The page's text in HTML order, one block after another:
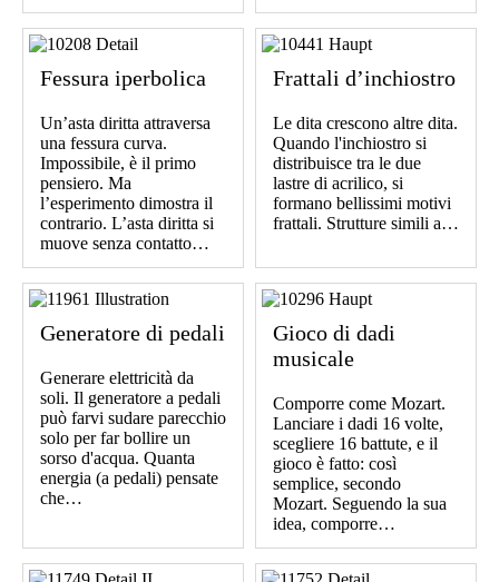
Fessura iperbolica
Un’asta diritta attraversa
una fessura curva.
Impossibile, è il primo
pensiero. Ma
l’esperimento dimostra il
contrario. L’asta diritta si
muove senza contatto…
Frattali d’inchiostro
Le dita crescono altre dita.
Quando l'inchiostro si
distribuisce tra le due
lastre di acrilico, si
formano bellissimi motivi
frattali. Strutture simili a…
Generatore di pedali
Generare elettricità da
soli. Il generatore a pedali
può farvi sudare parecchio
solo per far bollire un
sorso d'acqua. Quanta
energia (a pedali) pensate
che…
Gioco di dadi
musicale
Comporre come Mozart.
Lanciare i dadi 16 volte,
scegliere 16 battute, e il
gioco è fatto: così
semplice, secondo
Mozart. Seguendo la sua
idea, comporre…